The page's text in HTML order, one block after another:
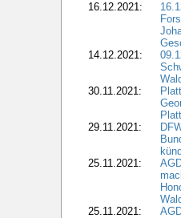
16.12.2021:
14.12.2021:
30.11.2021:
29.11.2021:
25.11.2021:
25.11.2021: